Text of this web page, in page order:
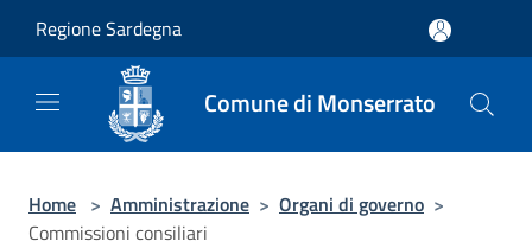
Regione Sardegna
Comune di Monserrato
Home > Amministrazione > Organi di governo >
Commissioni consiliari